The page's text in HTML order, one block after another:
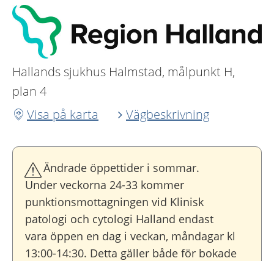
Hallands sjukhus Halmstad, målpunkt H,
plan 4
Visa på karta
Vägbeskrivning
Ändrade öppettider i sommar.
Under veckorna 24-33 kommer
punktionsmottagningen vid Klinisk
patologi och cytologi Halland endast
vara öppen en dag i veckan, måndagar kl
13:00-14:30. Detta gäller både för bokade